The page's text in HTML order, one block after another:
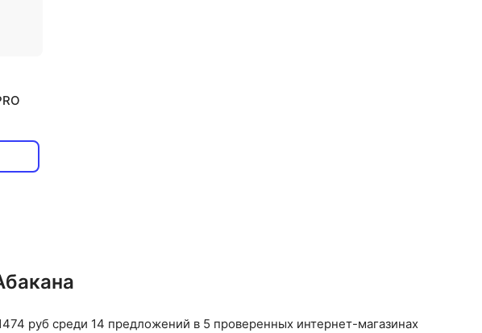
руб среди 14 предложений в 5 проверенных интернет-магазинах